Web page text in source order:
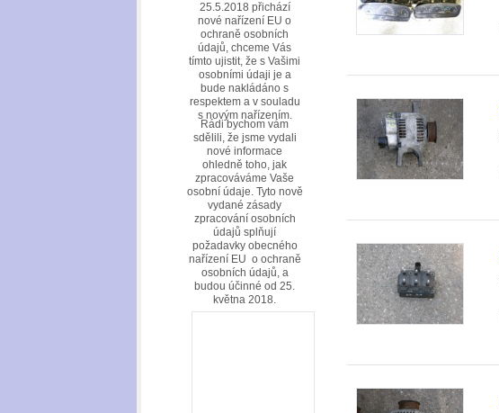
25.5.2018 přichází
nové nařízení EU o
ochraně osobních
údajů, chceme Vás
tímto ujistit, že s Vašimi
osobními údaji je a
bude nakládáno s
respektem a v souladu
s novým nařízením.
Rádi bychom vám
sdělili, že jsme vydali
nové informace
ohledně toho, jak
zpracováváme Vaše
osobní údaje. Tyto nově
vydané zásady
zpracování osobních
údajů splňují
požadavky obecného
nařízení EU o ochraně
osobních údajů, a
budou účinné od 25.
května 2018.